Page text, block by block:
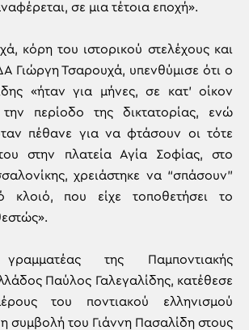
σε μια τέτοια εποχή».
κόρη του ιστορικού στελέχους και
Γιώργη Τσαρουχά, υπενθύμισε ότι ο
«ήταν για μήνες, σε κατ’ οίκον
περίοδο της δικτατορίας, ενώ
πέθανε για να φτάσουν οι τότε
στην πλατεία Αγία Σοφίας, στο
χρειάστηκε να “σπάσουν”
κλοιό, που είχε τοποθετήσει το
της Παμποντιακής
Παύλος Γαλεγαλίδης, κατέθεσε
του ποντιακού ελληνισμού
συμβολή του Γιάννη Πασαλίδη στους